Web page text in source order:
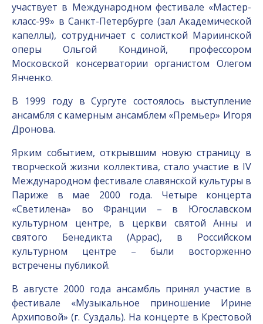
участвует в Международном фестивале «Мастер-
класс-99» в Санкт-Петербурге (зал Академической
капеллы), сотрудничает с солисткой Мариинской
оперы Ольгой Кондиной, профессором
Московской консерватории органистом Олегом
Янченко.
В 1999 году в Сургуте состоялось выступление
ансамбля с камерным ансамблем «Премьер» Игоря
Дронова.
Ярким событием, открывшим новую страницу в
творческой жизни коллектива, стало участие в IV
Международном фестивале славянской культуры в
Париже в мае 2000 года. Четыре концерта
«Светилена» во Франции – в Югославском
культурном центре, в церкви святой Анны и
святого Бенедикта (Аррас), в Российском
культурном центре – были восторженно
встречены публикой.
В августе 2000 года ансамбль принял участие в
фестивале «Музыкальное приношение Ирине
Архиповой» (г. Суздаль). На концерте в Крестовой